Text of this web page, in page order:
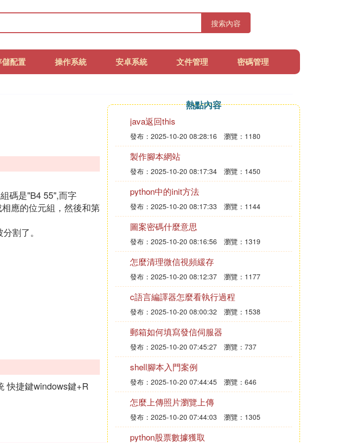
搜索內容
配置 操作系統 安卓系統 文件管理 密碼管理
碼是"B4 55",而字
應的位元組，然後和第
割了。
快捷鍵windows鍵+R
熱點內容
java返回this
發布：2025-10-20 08:28:16 瀏覽：1180
製作腳本網站
發布：2025-10-20 08:17:34 瀏覽：1450
python中的init方法
發布：2025-10-20 08:17:33 瀏覽：1144
圖案密碼什麼意思
發布：2025-10-20 08:16:56 瀏覽：1319
怎麼清理微信視頻緩存
發布：2025-10-20 08:12:37 瀏覽：1177
c語言編譯器怎麼看執行過程
發布：2025-10-20 08:00:32 瀏覽：1538
郵箱如何填寫發信伺服器
發布：2025-10-20 07:45:27 瀏覽：737
shell腳本入門案例
發布：2025-10-20 07:44:45 瀏覽：646
怎麼上傳照片瀏覽上傳
發布：2025-10-20 07:44:03 瀏覽：1305
python股票數據獲取